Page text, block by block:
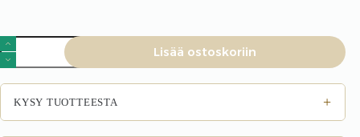
VENTO
GO-
50/36
etupuoli,
väri:
kashmiiri
määrä
Lisää ostoskoriin
KYSY TUOTTEESTA +